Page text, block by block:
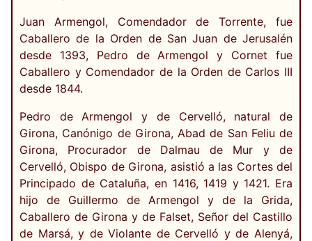
Juan Armengol, Comendador de Torrente, fue
Caballero de la Orden de San Juan de Jerusalén
desde 1393, Pedro de Armengol y Cornet fue
Caballero y Comendador de la Orden de Carlos III
desde 1844.
Pedro de Armengol y de Cervelló, natural de
Girona, Canónigo de Girona, Abad de San Feliu de
Girona, Procurador de Dalmau de Mur y de
Cervelló, Obispo de Girona, asistió a las Cortes del
Principado de Cataluña, en 1416, 1419 y 1421. Era
hijo de Guillermo de Armengol y de la Grida,
Caballero de Girona y de Falset, Señor del Castillo
de Marsá, y de Violante de Cervelló y de Alenyá,